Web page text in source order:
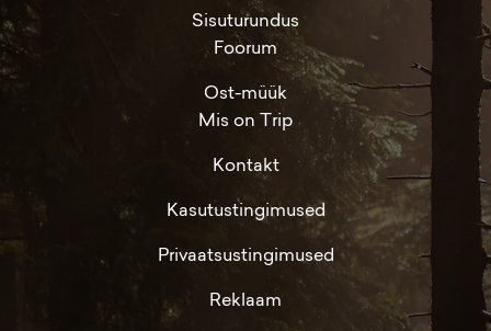
Sisuturundus
Foorum
Ost-müük
Mis on Trip
Kontakt
Kasutustingimused
Privaatsustingimused
Reklaam